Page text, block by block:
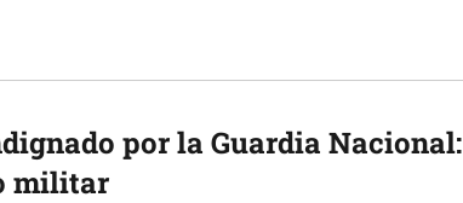
por la Guardia Nacional:
militar